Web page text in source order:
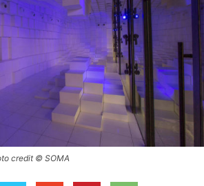
credit © SOMA